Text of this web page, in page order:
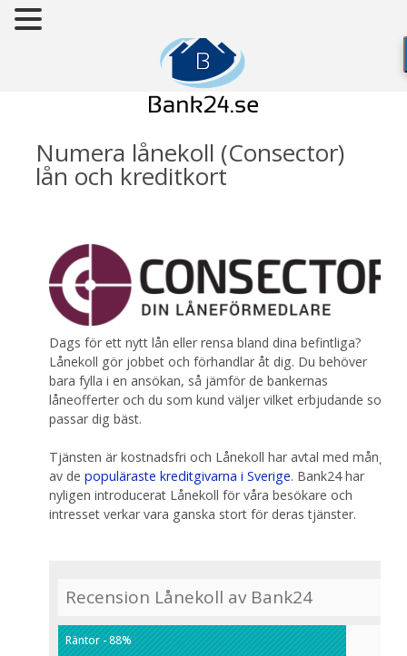
Numera lånekoll (Consector)
lån och kreditkort
Dags för ett nytt lån eller rensa bland dina befintliga?
Lånekoll gör jobbet och förhandlar åt dig. Du behöver
bara fylla i en ansökan, så jämför de bankernas
låneofferter och du som kund väljer vilket erbjudande som
passar dig bäst.
Tjänsten är kostnadsfri och Lånekoll har avtal med många
av de populäraste kreditgivarna i Sverige. Bank24 har
nyligen introducerat Lånekoll för våra besökare och
intresset verkar vara ganska stort för deras tjänster.
Recension Lånekoll av Bank24
Räntor - 88%